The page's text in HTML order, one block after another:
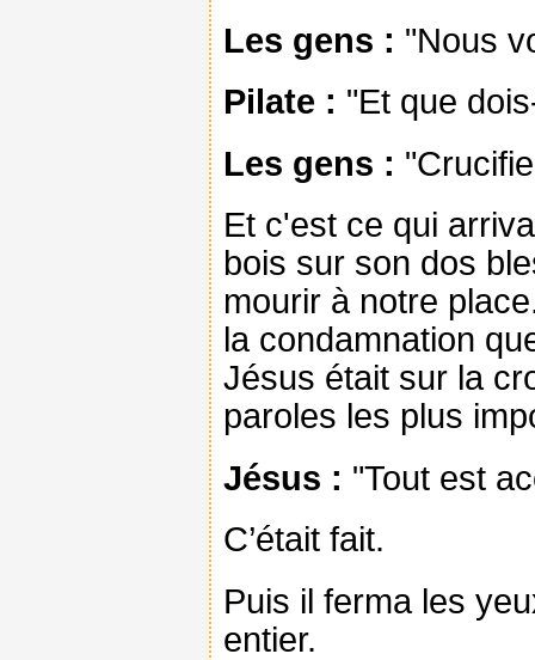
Les gens : "Nous
Pilate : "Et que
Les gens :
Et c'est ce qui
bois sur son dos
mourir à notre
la condamnation
Jésus était sur la
paroles les plus
Jésus : "Tout est
C’était fait.
Puis il ferma les
entier.